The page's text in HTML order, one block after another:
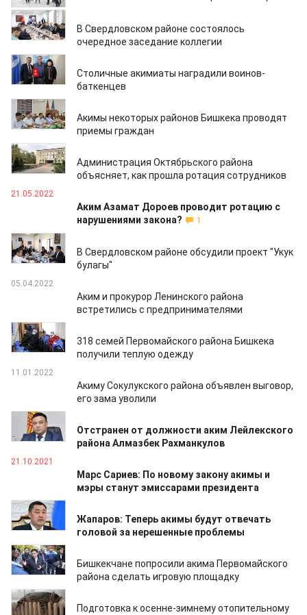
31.10.2022
В Свердловском районе состоялось
очередное заседание коллегии
28.10.2022
Столичные акимиаты наградили воинов-
баткенцев
10.06.2022
Акимы некоторых районов Бишкека проводят
приемы граждан
26.05.2022
Администрация Октябрьского района
объясняет, как прошла ротация сотрудников
21.05.2022
Аким Азамат Дороев проводит ротацию с
нарушениями закона?
1
15.04.2022
В Свердловском районе обсудили проект "Укук
булагы"
05.04.2022
Аким и прокурор Ленинского района
встретились с предпринимателями
22.01.2022
318 семей Первомайского района Бишкека
получили теплую одежду
11.01.2022
Акиму Сокулукского района объявлен выговор,
его зама уволили
27.10.2021
Отстранен от должности аким Лейлекского
района Алмазбек Рахманкулов
21.10.2021
Марс Сариев: По новому закону акимы и
мэры станут эмиссарами президента
21.10.2021
Жапаров: Теперь акимы будут отвечать
головой за нерешенные проблемы
18.10.2021
Бишкекчане попросили акима Первомайского
района сделать игровую площадку
28.09.2021
Подготовка к осенне-зимнему отопительному